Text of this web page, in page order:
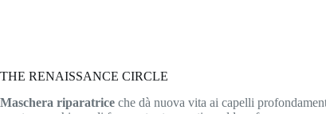
THE RENAISSANCE CIRCLE
Maschera riparatrice che dà nuova vita ai capelli